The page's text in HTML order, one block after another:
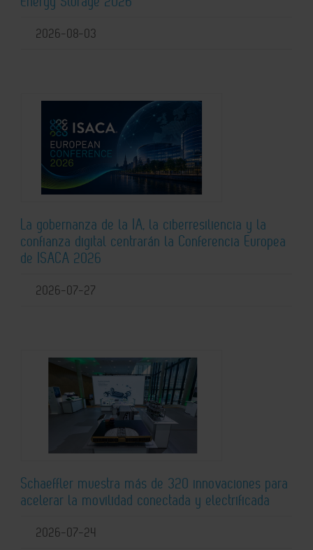
2026-08-03
La gobernanza de la IA, la ciberresiliencia y la
confianza digital centrarán la Conferencia Europea
de ISACA 2026
2026-07-27
Schaeffler muestra más de 320 innovaciones para
acelerar la movilidad conectada y electrificada
2026-07-24